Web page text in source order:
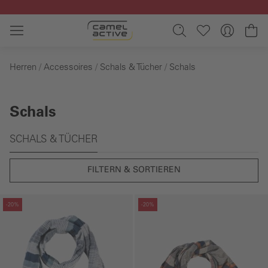
Zum Hauptinhalt springen
Herren Accessoires Schals & Tücher Schals
Schals
Galerie überspringen
SCHALS & TÜCHER
FILTERN & SORTIEREN
-20%
überspringen
-20%
Galerie überspringen